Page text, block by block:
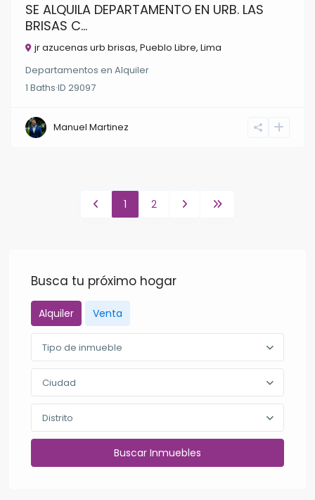
SE ALQUILA DEPARTAMENTO EN URB. LAS
BRISAS C...
jr azucenas urb brisas,Pueblo Libre,Lima
Departamentos enAlquiler
1 Baths·ID29097
Manuel Martinez
1 2
Busca tu próximo hogar
Alquiler Venta
Tipo de inmueble
Ciudad
Distrito